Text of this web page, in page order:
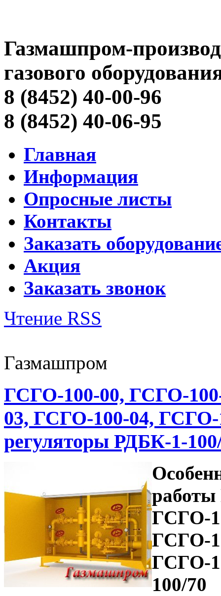
Газмашпром-
газового
8 (8452) 40-00-96
8 (8452) 40-06-95
Главная
Информация
Опросные листы
Контакты
Заказать
Акция
Заказать звонок
Чтение RSS
Газмашпром
ГСГО-100-00, ГСГО-
03, ГСГО-100-04,
регуляторы РДБК-1-
ГСГО-
ГСГО-
ГСГО-
100/70